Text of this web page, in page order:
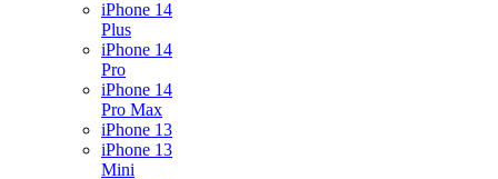
iPhone 14
Plus
iPhone 14
Pro
iPhone 14
Pro Max
iPhone 13
iPhone 13
Mini